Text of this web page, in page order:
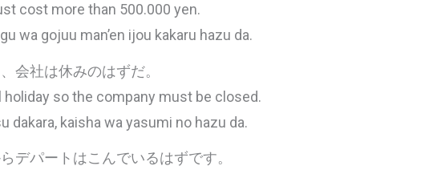
cost more than 500.000 yen.
wa gojuu man’en ijou kakaru hazu da.
会社は休みのはずだ。
holiday so the company must be closed.
dakara, kaisha wa yasumi no hazu da.
デパートはこんでいるはずです。